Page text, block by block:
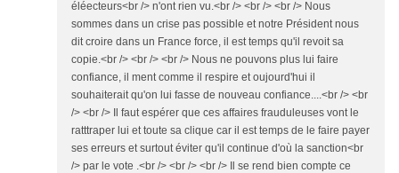
éléecteurs<br /> n'ont rien vu.<br /> <br /> <br /> Nous
sommes dans un crise pas possible et notre Président nous
dit croire dans un France force, il est temps qu'il revoit sa
copie.<br /> <br /> <br /> Nous ne pouvons plus lui faire
confiance, il ment comme il respire et oujourd'hui il
souhaiterait qu'on lui fasse de nouveau confiance....<br /> <br
/> <br /> Il faut espérer que ces affaires frauduleuses vont le
ratttraper lui et toute sa clique car il est temps de le faire payer
ses erreurs et surtout éviter qu'il continue d'où la sanction<br
/> par le vote .<br /> <br /> <br /> Il se rend bien compte ce